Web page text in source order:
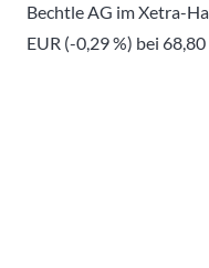
Bechtle AG im Xetra-
EUR (-0,29 %) bei 68,80